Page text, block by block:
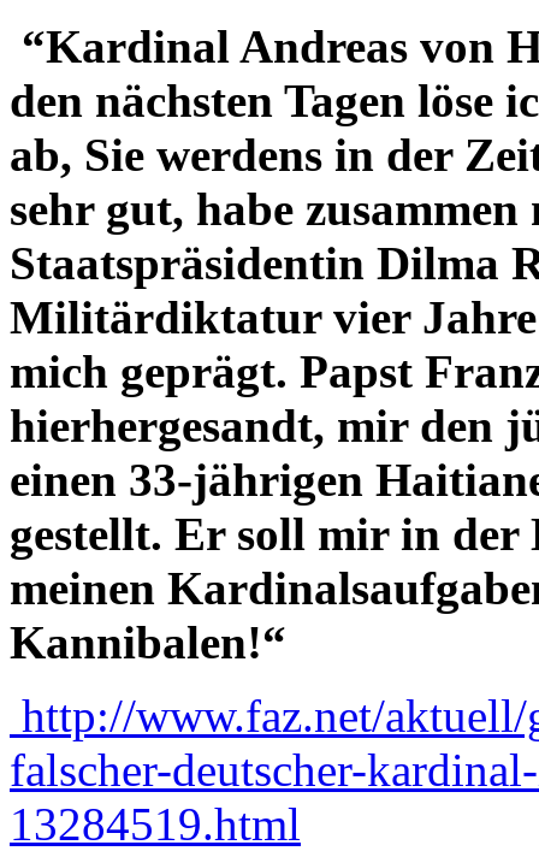
“Kardinal Andreas von
den nächsten Tagen
ab, Sie werdens in der
sehr gut, habe
Staatspräsidentin Dilma
Militärdiktatur vier Jahre
mich geprägt. Papst
hierhergesandt, mir den
einen 33-jährigen
gestellt. Er soll mir in der
meinen
Kannibalen!“
http://www.faz.net/aktuell/
falscher-deutscher-
13284519.html